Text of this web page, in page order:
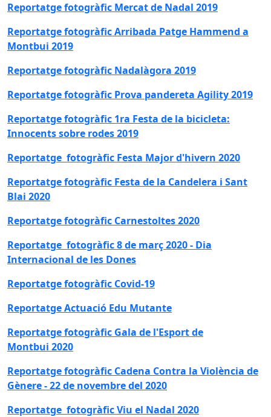
Reportatge fotogràfic Mercat de Nadal 2019
Reportatge fotogràfic Arribada Patge Hammend a
Montbui 2019
Reportatge fotogràfic Nadalàgora 2019
Reportatge fotogràfic Prova pandereta Agility 2019
Reportatge fotogràfic 1ra Festa de la bicicleta:
Innocents sobre rodes 2019
Reportatge fotogràfic Festa Major d'hivern 2020
Reportatge fotogràfic Festa de la Candelera i Sant
Blai 2020
Reportatge fotogràfic Carnestoltes 2020
Reportatge fotogràfic 8 de març 2020 - Dia
Internacional de les Dones
Reportatge fotogràfic Covid-19
Reportatge Actuació Edu Mutante
Reportatge fotogràfic Gala de l'Esport de
Montbui 2020
Reportatge fotogràfic Cadena Contra la Violència de
Gènere - 22 de novembre del 2020
Reportatge fotogràfic Viu el Nadal 2020